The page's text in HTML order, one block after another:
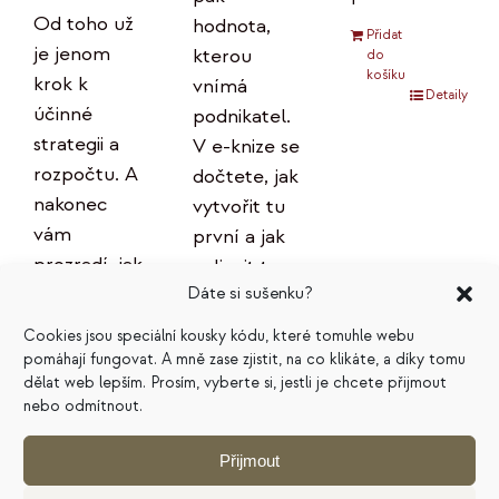
Dáte si sušenku?
Cookies jsou speciální kousky kódu, které tomuhle webu
pomáhají fungovat. A mně zase zjistit, na co klikáte, a díky tomu
dělat web lepším. Prosím, vyberte si, jestli je chcete přijmout
nebo odmítnout.
Přijmout
Od toho už
je jenom
krok k
účinné
strategii a
rozpočtu. A
nakonec
vám
prozradí, jak
správně
používat,
aby
skutečně
hodnota,
kterou
vnímá
podnikatel.
V e-knize se
dočtete, jak
vytvořit tu
první a jak
ovlivnit tu
druhou.
Přidat
do
košíku
Přidat
do
košíku
Detaily